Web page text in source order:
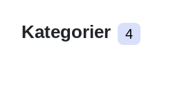
Kategorier 4